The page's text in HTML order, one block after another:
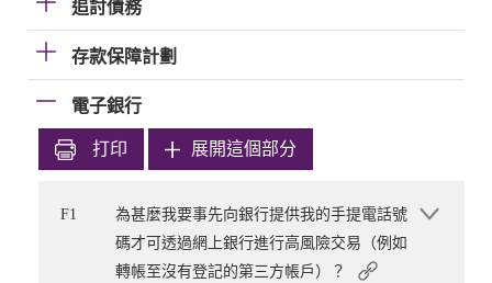
追討債務
存款保障計劃
電子銀行
打印 展開這個部分
F1
為甚麼我要事先向銀行提供我的手提電話號
碼才可透過網上銀行進行高風險交易（例如
轉帳至沒有登記的第三方帳戶）？